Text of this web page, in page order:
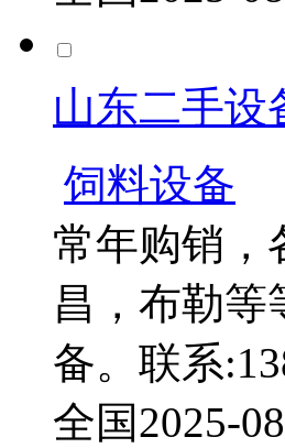
山东二手设
饲料设备
常年购销，
昌，布勒等
备。联系
全国2025-